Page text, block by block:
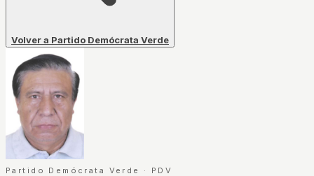
Volver a Partido Demócrata Verde
Partido Demócrata Verde · PDV